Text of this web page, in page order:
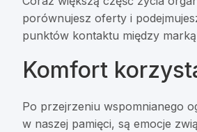
porównujesz oferty i
punktów kontaktu między
Komfort
Po przejrzeniu wspomnianego
w naszej pamięci, są emocje